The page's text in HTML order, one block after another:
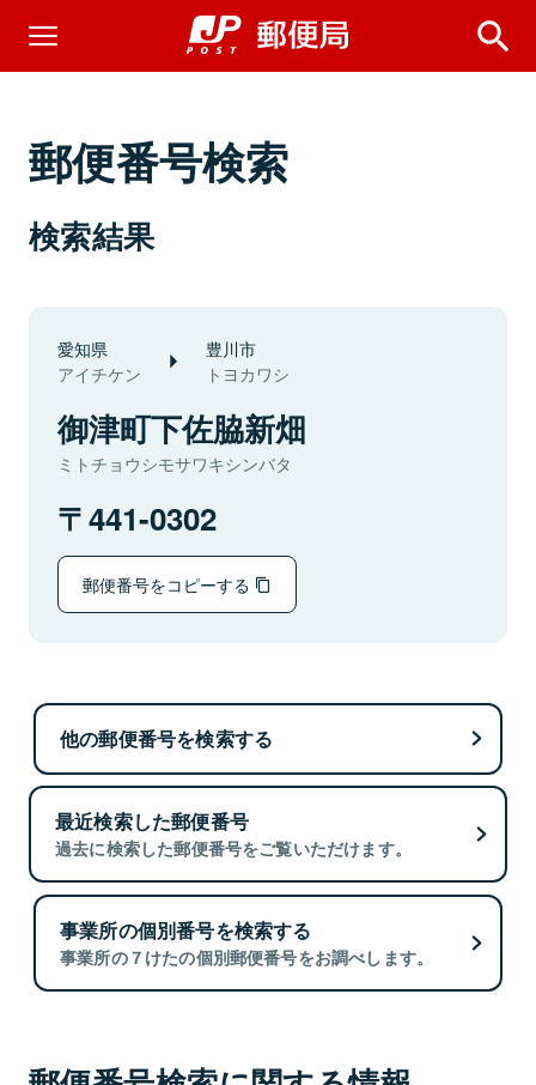
郵便番号検索
検索結果
愛知県
アイチケン
豊川市
トヨカワシ
御津町下佐脇新畑
ミトチョウシモサワキシンバタ
441-0302
郵便番号をコピーする
他の郵便番号を検索する
最近検索した郵便番号
過去に検索した郵便番号をご覧いただけます。
事業所の個別番号を検索する
事業所の７けたの個別郵便番号をお調べします。